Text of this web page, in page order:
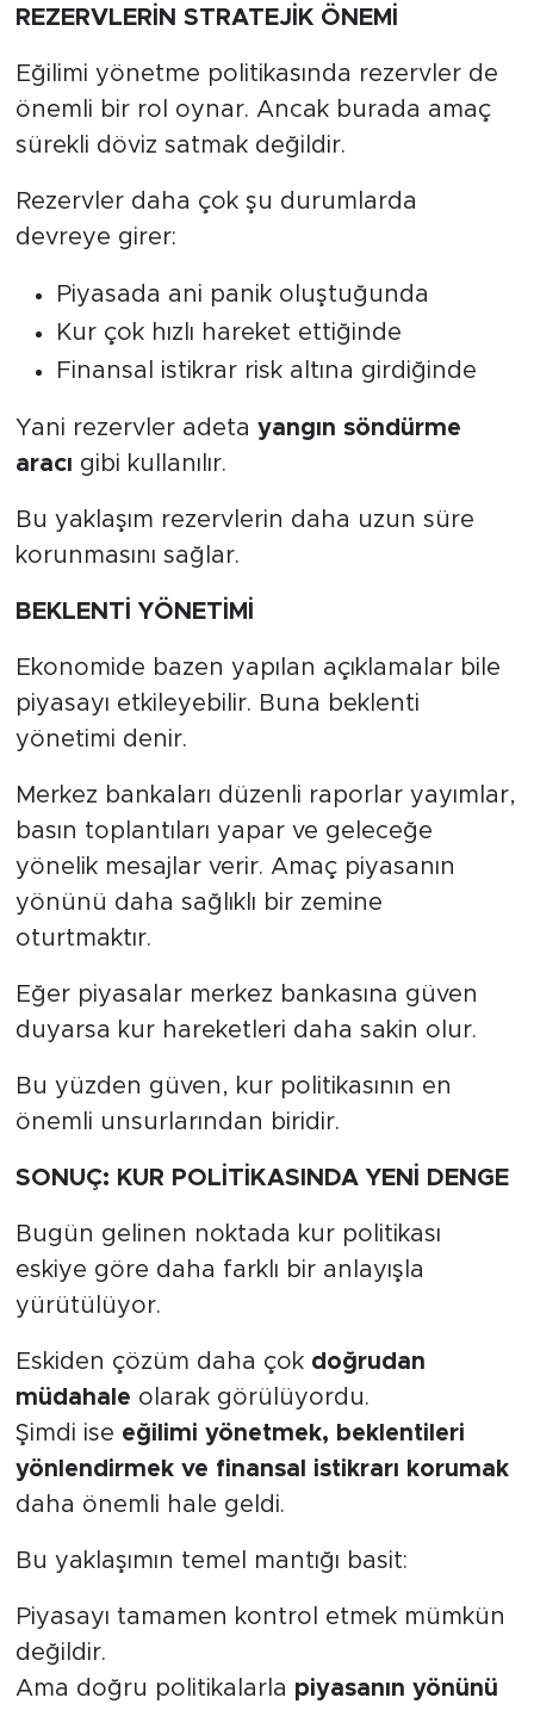
REZERVLERİN STRATEJİK ÖNEMİ
Eğilimi yönetme politikasında rezervler de
önemli bir rol oynar. Ancak burada amaç
sürekli döviz satmak değildir.
Rezervler daha çok şu durumlarda
devreye girer:
Piyasada ani panik oluştuğunda
Kur çok hızlı hareket ettiğinde
Finansal istikrar risk altına girdiğinde
Yani rezervler adeta yangın söndürme
aracı gibi kullanılır.
Bu yaklaşım rezervlerin daha uzun süre
korunmasını sağlar.
BEKLENTİ YÖNETİMİ
Ekonomide bazen yapılan açıklamalar bile
piyasayı etkileyebilir. Buna beklenti
yönetimi denir.
Merkez bankaları düzenli raporlar yayımlar,
basın toplantıları yapar ve geleceğe
yönelik mesajlar verir. Amaç piyasanın
yönünü daha sağlıklı bir zemine
oturtmaktır.
Eğer piyasalar merkez bankasına güven
duyarsa kur hareketleri daha sakin olur.
Bu yüzden güven, kur politikasının en
önemli unsurlarından biridir.
SONUÇ: KUR POLİTİKASINDA YENİ DENGE
Bugün gelinen noktada kur politikası
eskiye göre daha farklı bir anlayışla
yürütülüyor.
Eskiden çözüm daha çok doğrudan
müdahale olarak görülüyordu.
Şimdi ise eğilimi yönetmek, beklentileri
yönlendirmek ve finansal istikrarı korumak
daha önemli hale geldi.
Bu yaklaşımın temel mantığı basit:
Piyasayı tamamen kontrol etmek mümkün
değildir.
Ama doğru politikalarla piyasanın yönünü